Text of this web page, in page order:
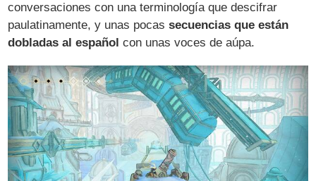
conversaciones con una terminología que descifrar
paulatinamente, y unas pocassecuencias que están
dobladas al español con unas voces de aúpa.